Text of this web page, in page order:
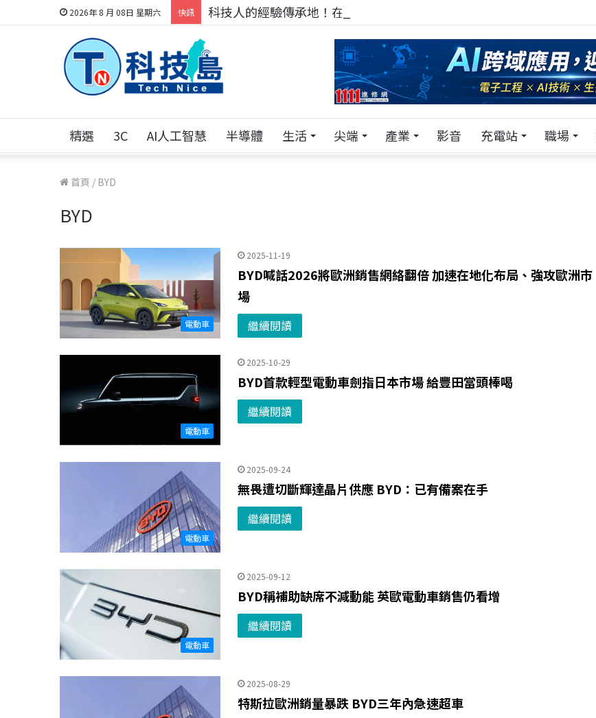
2026年 8 月 08日 星期六 快訊 科技人的經驗傳承地！在 Pei Pei 科技專區，與學弟妹交流最硬核的技術
精選 3C AI人工智慧 半導體 生活 尖端 產業 影音 充電站 職場
首頁 / BYD
BYD
電動車
2025-11-19
BYD喊話2026將歐洲銷售網絡翻倍 加速在地化布局、強攻歐洲市
場
繼續閱讀
電動車
2025-10-29
BYD首款輕型電動車劍指日本市場 給豐田當頭棒喝
繼續閱讀
電動車
2025-09-24
無畏遭切斷輝達晶片供應 BYD：已有備案在手
繼續閱讀
電動車
2025-09-12
BYD稱補助缺席不減動能 英歐電動車銷售仍看增
繼續閱讀
2025-08-29
特斯拉歐洲銷量暴跌 BYD三年內急速超車